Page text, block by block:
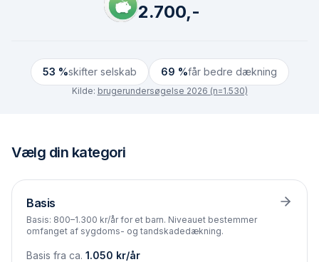
2.700,-
53 %skifter selskab 69 %får bedre dækning
Kilde: brugerundersøgelse 2026 (n=1.530)
Vælg din kategori
Basis
Basis: 800–1.300 kr/år for et barn. Niveauet bestemmer
omfanget af sygdoms- og tandskadedækning.
Basis fra ca. 1.050 kr/år